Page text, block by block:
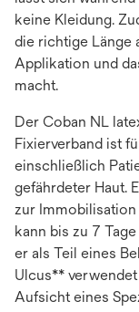
keine Kleidung.
die richtige Länge
Applikation und
macht.
Der Coban NL
Fixierverband ist
einschließlich
gefährdeter Haut.
zur
kann bis zu 7
er als Teil eines
Ulcus**
Aufsicht eines